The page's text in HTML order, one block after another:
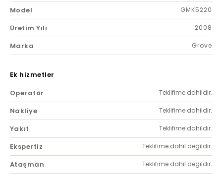
Model GMK5220
Üretim Yılı 2008
Marka Grove
Ek hizmetler
Operatör
Teklifime dahildir.
Nakliye Teklifime dahildir.
Yakıt Teklifime dahildir.
Ekspertiz Teklifime dahil değildir.
Ataşman Teklifime dahil değildir.